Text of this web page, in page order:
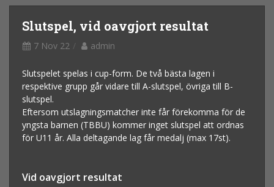
Slutspel, vid oavgjort resultat
7 Nov 22 admin
Slutspelet spelas i cup-form. De två bästa lagen i
respektive grupp går vidare till A-slutspel, övriga till B-
slutspel.
Eftersom utslagningsmatcher inte får förekomma för de
yngsta barnen (TBBU) kommer inget slutspel att ordnas
för U11 år. Alla deltagande lag får medalj (max 17st).
Vid oavgjort resultat